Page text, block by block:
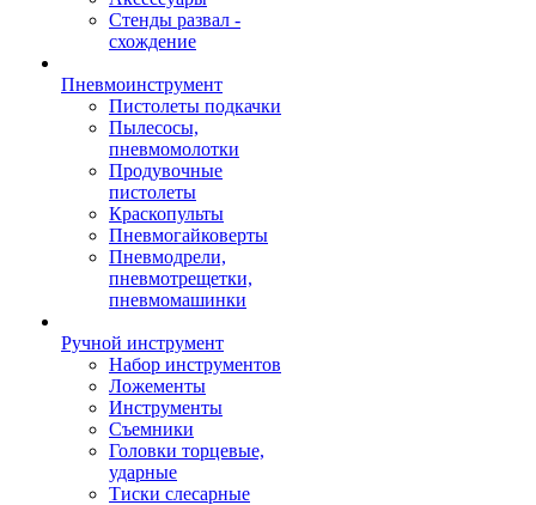
Стенды развал -
схождение
Пневмоинструмент
Пистолеты подкачки
Пылесосы,
пневмомолотки
Продувочные
пистолеты
Краскопульты
Пневмогайковерты
Пневмодрели,
пневмотрещетки,
пневмомашинки
Ручной инструмент
Набор инструментов
Ложементы
Инструменты
Съемники
Головки торцевые,
ударные
Тиски слесарные